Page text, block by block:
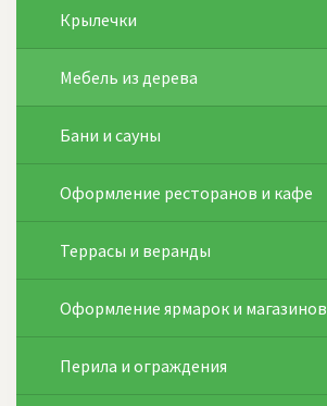
Крылечки
Мебель из дерева
Бани и сауны
Оформление ресторанов и кафе
Террасы и веранды
Оформление ярмарок и магазинов
Перила и ограждения